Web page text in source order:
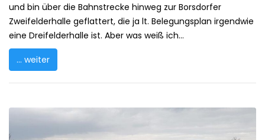
und bin über die Bahnstrecke hinweg zur Borsdorfer
Zweifelderhalle geflattert, die ja lt. Belegungsplan irgendwie
eine Dreifelderhalle ist. Aber was weiß ich...
... weiter